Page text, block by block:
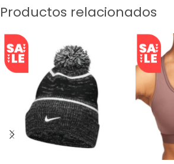
Productos relacionados